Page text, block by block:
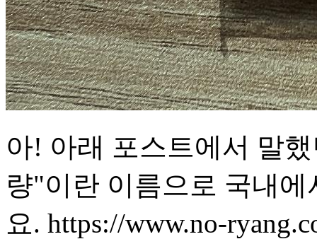
아! 아래 포스트에서 말
량"이란 이름으로 국내
요. https://www.no-